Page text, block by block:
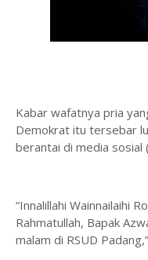
Kabar wafatnya pria
Demokrat itu tersebar
berantai di media sosial
“Innalillahi Wainnailaihi
Rahmatullah, Bapak
malam di RSUD